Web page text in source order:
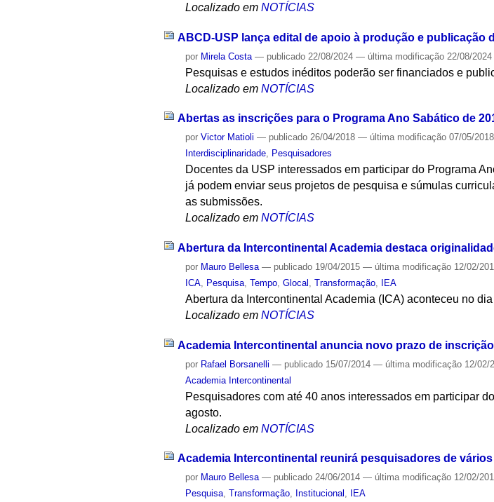
Localizado em NOTÍCIAS
ABCD-USP lança edital de apoio à produção e publicação
por Mirela Costa — publicado 22/08/2024— última modificação 22/08/
Pesquisas e estudos inéditos poderão ser financiados e
Localizado em NOTÍCIAS
Abertas as inscrições para o Programa Ano Sabático de
porVictor Matioli — publicado 26/04/2018— última modificação 07/05/
Interdisciplinaridade, Pesquisadores
Docentes da USP interessados em participar do Programa
já podem enviar seus projetos de pesquisa e súmulas
as submissões.
Localizado em NOTÍCIAS
Abertura da Intercontinental Academia destaca
por Mauro Bellesa — publicado 19/04/2015— última modificação 12/02/
ICA
Pesquisa ,Tempo ,Glocal ,Transformação IEA
Abertura da Intercontinental Academia (ICA) aconteceu no
Localizado em NOTÍCIAS
Academia Intercontinental anuncia novo prazo de inscrição
por Rafael Borsanelli — publicado 15/07/2014— última modificação 12/02/
Academia Intercontinental
Pesquisadores com até 40 anos interessados em participar
agosto.
Localizado em NOTÍCIAS
Academia Intercontinental reunirá pesquisadores de
por Mauro Bellesa — publicado 24/06/2014— última modificação 12/02/
Pesquisa,Transformação, Institucional , IEA